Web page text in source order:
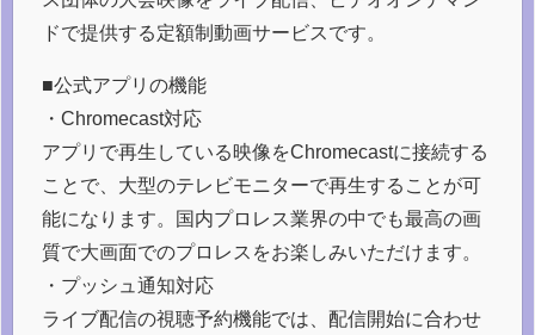
ドで提供する定額制動画サービスです。
■公式アプリの機能
・Chromecast対応
アプリで再生している映像をChromecastに接続する
ことで、大型のテレビモニターで再生することが可
能になります。国内プロレス業界の中でも最高の画
質で大画面でのプロレスをお楽しみいただけます。
・プッシュ通知対応
ライブ配信の視聴予約機能では、配信開始に合わせ